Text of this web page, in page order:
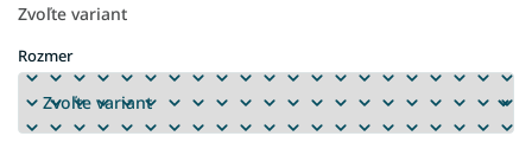
Jednotková
Zvoľte variant
Rozmer